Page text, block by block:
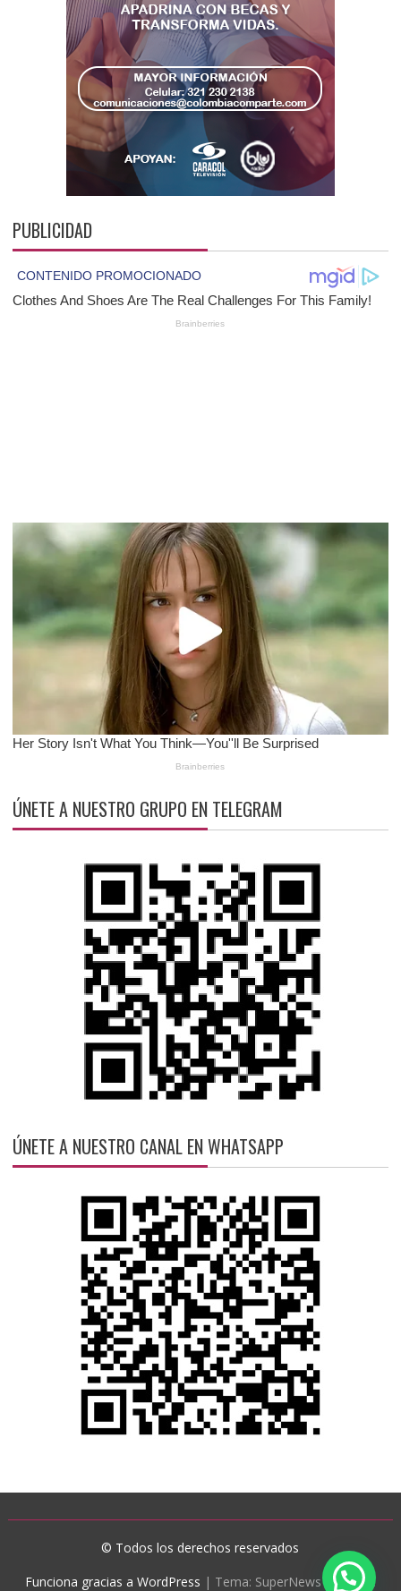
PUBLICIDAD
ÚNETE A NUESTRO GRUPO EN TELEGRAM
ÚNETE A NUESTRO CANAL EN WHATSAPP
© Todos los derechos reservados
Funciona gracias a WordPress | Tema: SuperNews deAcme